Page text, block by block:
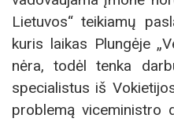
Lietuvos“ teikiamų
kuris laikas Plungėje
nėra, todėl tenka
specialistus iš
problemą viceministro